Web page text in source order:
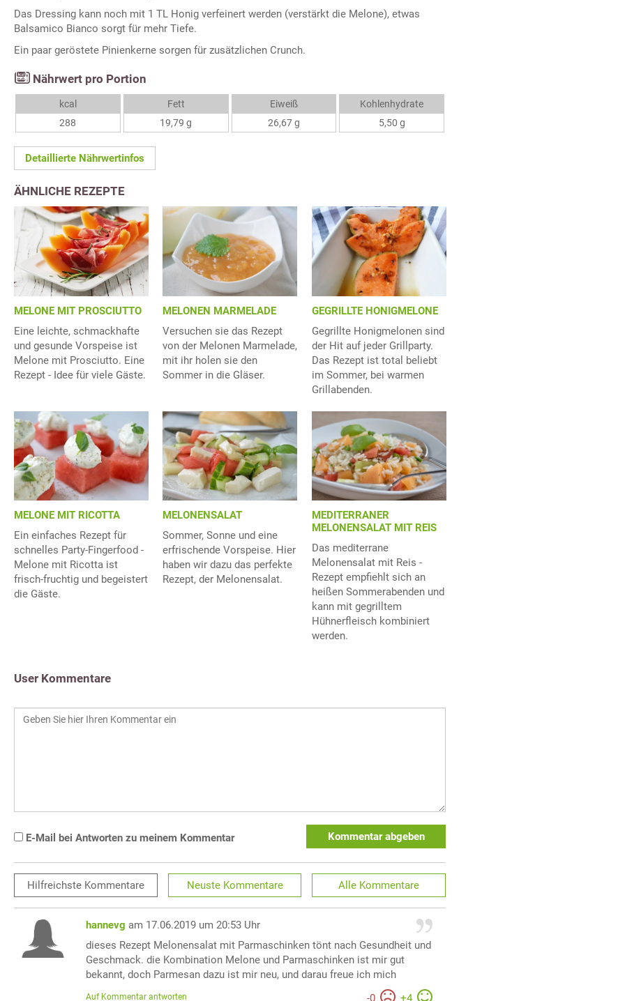
Das Dressing kann noch mit 1 TL Honig verfeinert werden (verstärkt die Melone), etwas
Balsamico Bianco sorgt für mehr Tiefe.
Ein paar geröstete Pinienkerne sorgen für zusätzlichen Crunch.
Nährwert pro Portion
kcal
288
Fett
19,79 g
Eiweiß
26,67 g
Kohlenhydrate
5,50 g
Detaillierte Nährwertinfos
ÄHNLICHE REZEPTE
MELONE MIT PROSCIUTTO
Eine leichte, schmackhafte
und gesunde Vorspeise ist
Melone mit Prosciutto. Eine
Rezept - Idee für viele Gäste.
MELONEN MARMELADE
Versuchen sie das Rezept
von der Melonen Marmelade,
mit ihr holen sie den
Sommer in die Gläser.
GEGRILLTE HONIGMELONE
Gegrillte Honigmelonen sind
der Hit auf jeder Grillparty.
Das Rezept ist total beliebt
im Sommer, bei warmen
Grillabenden.
MELONE MIT RICOTTA
Ein einfaches Rezept für
schnelles Party-Fingerfood -
Melone mit Ricotta ist
frisch-fruchtig und begeistert
die Gäste.
MELONENSALAT
Sommer, Sonne und eine
erfrischende Vorspeise. Hier
haben wir dazu das perfekte
Rezept, der Melonensalat.
MEDITERRANER
MELONENSALAT MIT REIS
Das mediterrane
Melonensalat mit Reis -
Rezept empfiehlt sich an
heißen Sommerabenden und
kann mit gegrilltem
Hühnerfleisch kombiniert
werden.
User Kommentare
E-Mail bei Antworten zu meinem Kommentar Kommentar abgeben
Hilfreichste Kommentare Neuste Kommentare Alle Kommentare
hannevg am 17.06.2019 um 20:53 Uhr
dieses Rezept Melonensalat mit Parmaschinken tönt nach Gesundheit und
Geschmack. die Kombination Melone und Parmaschinken ist mir gut
bekannt, doch Parmesan dazu ist mir neu, und darau freue ich mich
-0 +4
Auf Kommentar antworten